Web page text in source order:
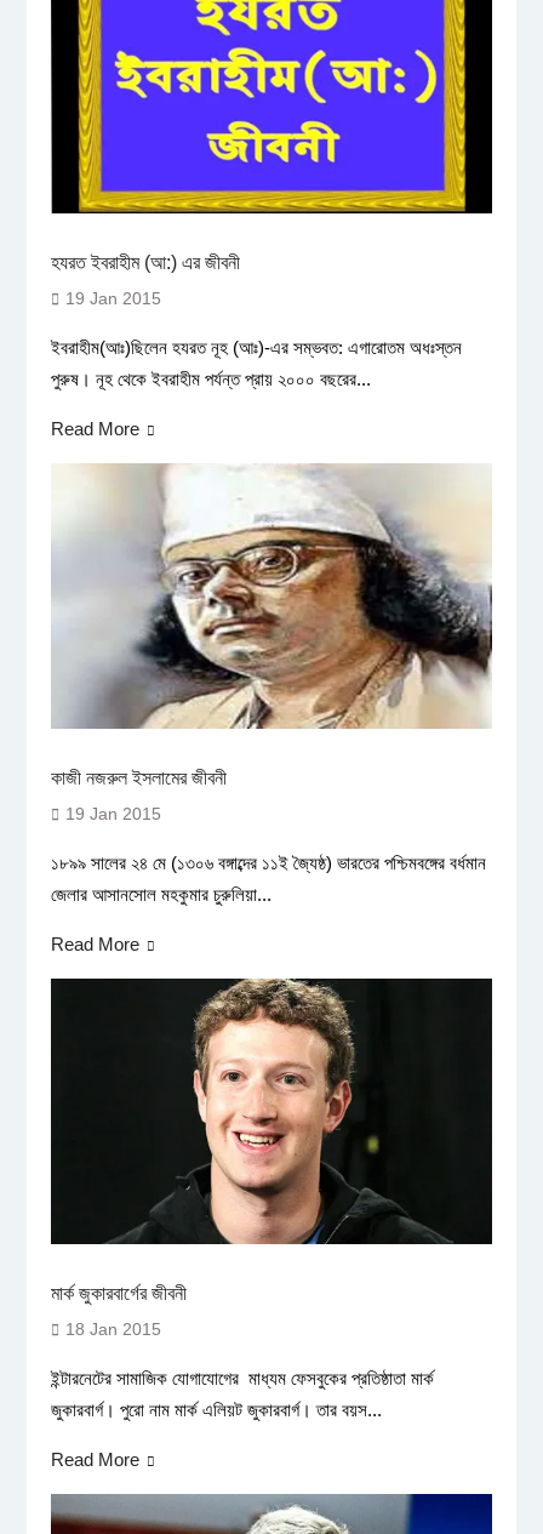
হযরত ইবরাহীম (আ:) এর জীবনী
19 Jan 2015
ইবরাহীম(আঃ)ছিলেন হযরত নূহ (আঃ)-এর সম্ভবত: এগারোতম অধঃস্তন
পুরুষ। নূহ থেকে ইবরাহীম পর্যন্ত প্রায় ২০০০ বছরের...
Read More
কাজী নজরুল ইসলামের জীবনী
19 Jan 2015
১৮৯৯ সালের ২৪ মে (১৩০৬ বঙ্গাব্দের ১১ই জ্যৈষ্ঠ) ভারতের পশ্চিমবঙ্গের বর্ধমান
জেলার আসানসোল মহকুমার চুরুলিয়া...
Read More
মার্ক জুকারবার্গের জীবনী
18 Jan 2015
ইন্টারনেটের সামাজিক যোগাযোগের মাধ্যম ফেসবুকের প্রতিষ্ঠাতা মার্ক
জুকারবার্গ। পুরো নাম মার্ক এলিয়ট জুকারবার্গ। তার বয়স...
Read More